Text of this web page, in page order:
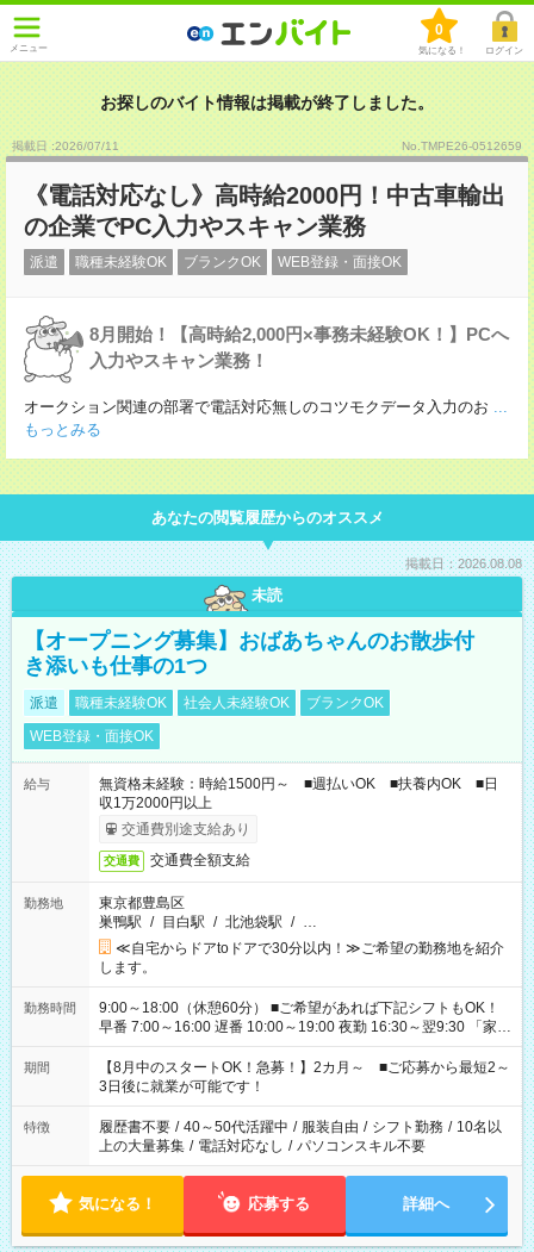
メニュー
0
気になる！ ログイン
お探しのバイト情報は掲載が終了しました。
掲載日 :2026/07/11 No.TMPE26-0512659
《電話対応なし》高時給2000円！中古車輸出
の企業でPC入力やスキャン業務
派遣 職種未経験OK ブランクOK WEB登録・面接OK
8月開始！【高時給2,000円×事務未経験OK！】PCへ
入力やスキャン業務！
オークション関連の部署で電話対応無しのコツモクデータ入力のお ...
もっとみる
あなたの閲覧履歴からのオススメ
掲載日：2026.08.08
未読
【オープニング募集】おばあちゃんのお散歩付
き添いも仕事の1つ
派遣 職種未経験OK 社会人未経験OK
ブランクOK
WEB登録・面接OK
給与
無資格未経験：時給1500円～ ■週払いOK ■扶養内OK ■日
収1万2000円以上
交通費別途支給あり
交通費 交通費全額支給
勤務地
東京都豊島区
巣鴨駅 / 目白駅 / 北池袋駅 / …
≪自宅からドアtoドアで30分以内！≫ご希望の勤務地を紹介
します。
勤務時間
9:00～18:00（休憩60分） ■ご希望があれば下記シフトもOK！
早番 7:00～16:00 遅番 10:00～19:00 夜勤 16:30～翌9:30 「家族
と休みを合わせたい」 「余裕を持って夕飯の準備がしたい」
「できれば残業はしたくない」 など、ご希望を教えてください
ね。 ※Wワーク希望の方へ 今ご覧のお仕事で希望する勤務時間
と、もう1つのお仕事の勤務時間。 合計で週40時間を超える場
合は応募できません。
期間
【8月中のスタートOK！急募！】2カ月～ ■ご応募から最短2～
3日後に就業が可能です！
特徴 履歴書不要 / 40～50代活躍中 / 服装自由 / シフト勤務 / 10名以
上の大量募集 / 電話対応なし / パソコンスキル不要
気になる！ 応募する 詳細へ